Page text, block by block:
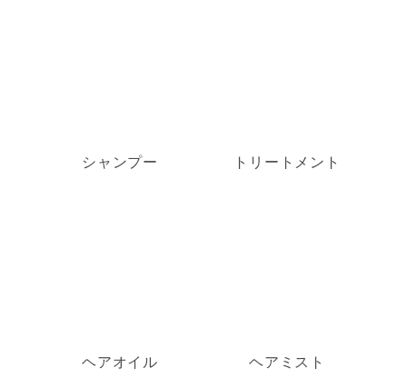
シャンプー トリートメント
ヘアオイル ヘアミスト